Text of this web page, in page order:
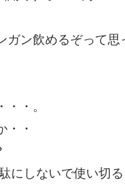
ン飲めるぞって思
・。
・・
にしないで使い切る